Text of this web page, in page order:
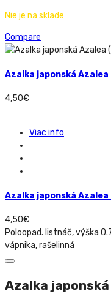
Nie je na sklade
Compare
Azalka japonská
4,50€
Viac info
Azalka japonská
4,50€
Poloopad. listnáč, výška
vápnika, rašelinná
Azalka